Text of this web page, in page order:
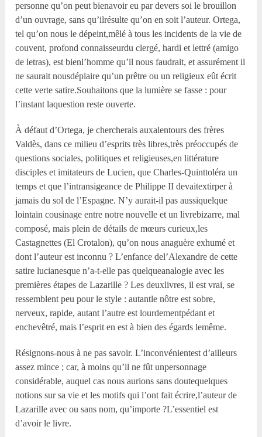
personne qu’on peut bienavoir eu par devers soi le brouillon
d’un ouvrage, sans qu’ilrésulte qu’on en soit l’auteur. Ortega,
tel qu’on nous le dépeint,mêlé à tous les incidents de la vie de
couvent, profond connaisseurdu clergé, hardi et lettré (amigo
de letras), est bienl’homme qu’il nous faudrait, et assurément il
ne saurait nousdéplaire qu’un prêtre ou un religieux eût écrit
cette verte satire.Souhaitons que la lumière se fasse : pour
l’instant laquestion reste ouverte.
À défaut d’Ortega, je chercherais auxalentours des frères
Valdès, dans ce milieu d’esprits très libres,très préoccupés de
questions sociales, politiques et religieuses,en littérature
disciples et imitateurs de Lucien, que Charles-Quinttoléra un
temps et que l’intransigeance de Philippe II devaitextirper à
jamais du sol de l’Espagne. N’y aurait-il pas aussiquelque
lointain cousinage entre notre nouvelle et un livrebizarre, mal
composé, mais plein de détails de mœurs curieux,les
Castagnettes (El Crotalon), qu’on nous anaguère exhumé et
dont l’auteur est inconnu ? L’enfance del’Alexandre de cette
satire lucianesque n’a-t-elle pas quelqueanalogie avec les
premières étapes de Lazarille ? Les deuxlivres, il est vrai, se
ressemblent peu pour le style : autantle nôtre est sobre,
nerveux, rapide, autant l’autre est lourdementpédant et
enchevêtré, mais l’esprit en est à bien des égards lemême.
Résignons-nous à ne pas savoir. L’inconvénientest d’ailleurs
assez mince ; car, à moins qu’il ne fût unpersonnage
considérable, auquel cas nous aurions sans doutequelques
notions sur sa vie et les motifs qui l’ont fait écrire,l’auteur de
Lazarille avec ou sans nom, qu’importe ?L’essentiel est
d’avoir le livre.